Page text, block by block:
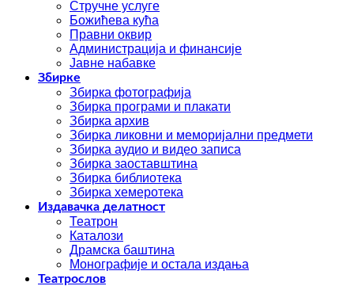
Стручне услуге
Божићева кућа
Правни оквир
Администрација и финансије
Јавне набавке
Збирке
Збирка фотографија
Збирка програми и плакати
Збирка архив
Збирка ликовни и меморијални предмети
Збирка аудио и видео записа
Збирка заоставштина
Збирка библиотека
Збирка хемеротека
Издавачка делатност
Театрон
Каталози
Драмска баштина
Монографије и остала издања
Театрослов